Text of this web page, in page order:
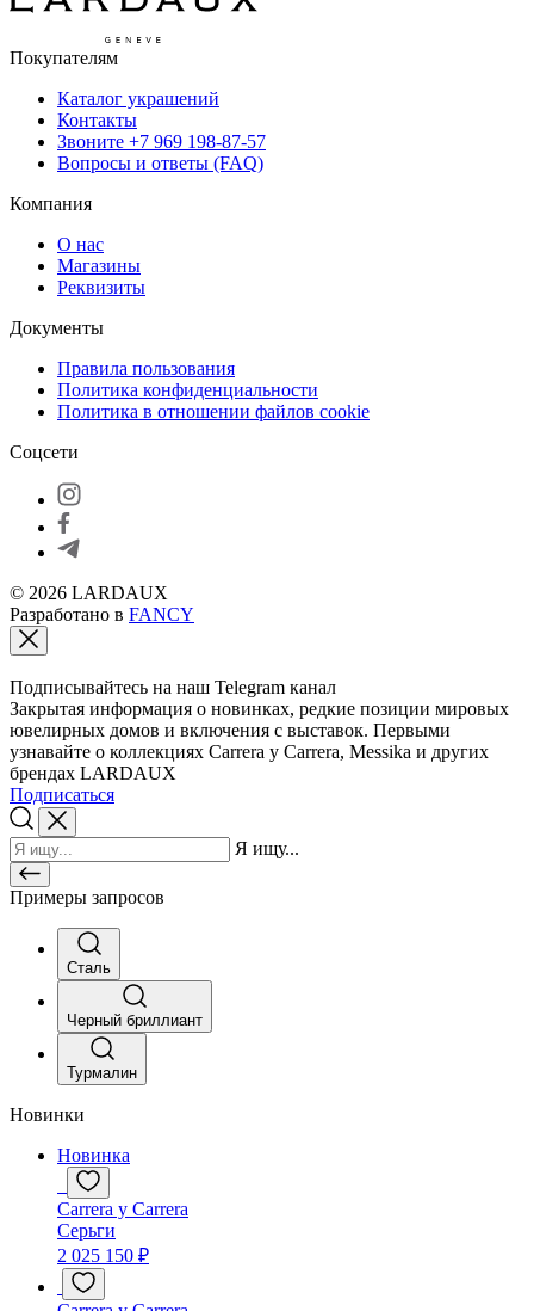
Покупателям
Каталог украшений
Контакты
Звоните +7 969 198-87-57
Вопросы и ответы (FAQ)
Компания
О нас
Магазины
Реквизиты
Документы
Правила пользования
Политика конфиденциальности
Политика в отношении файлов cookie
Соцсети
© 2026 LARDAUX
Разработано в FANCY
Подписывайтесь на наш Telegram канал
Закрытая информация о новинках, редкие позиции мировых
ювелирных домов и включения с выставок. Первыми
узнавайте о коллекциях Carrera y Carrera, Messika и других
брендах LARDAUX
Подписаться
Я ищу...
Примеры запросов
Сталь
Черный бриллиант
Турмалин
Новинки
Новинка
Carrera y Carrera
Серьги
2 025 150 ₽